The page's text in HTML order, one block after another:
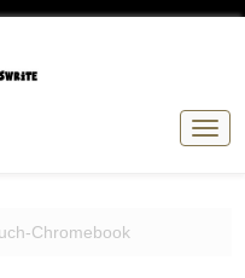
Chromebook